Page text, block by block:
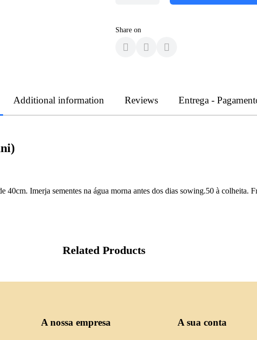
Share on
Additional information Reviews Entrega -
40cm. Imerja sementes na água morna antes dos dias sowing.50 à colheita.
Related Products
A nossa empresa A sua conta